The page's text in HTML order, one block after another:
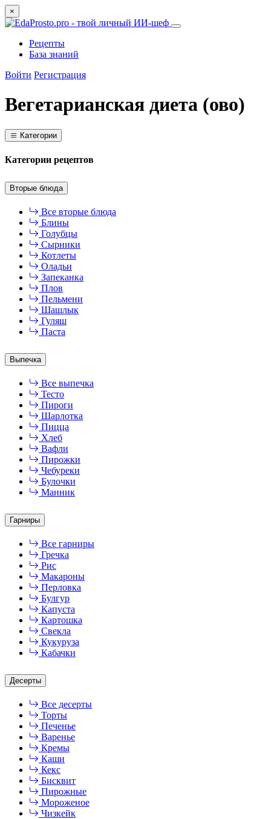
×
Рецепты
База знаний
Войти Регистрация
Вегетарианская диета (ово)
Категории
Категории рецептов
Вторые блюда
Все вторые блюда
Блины
Голубцы
Сырники
Котлеты
Оладьи
Запеканка
Плов
Пельмени
Шашлык
Гуляш
Паста
Выпечка
Все выпечка
Тесто
Пироги
Шарлотка
Пицца
Хлеб
Вафли
Пирожки
Чебуреки
Булочки
Манник
Гарниры
Все гарниры
Гречка
Рис
Макароны
Перловка
Булгур
Капуста
Картошка
Свекла
Кукуруза
Кабачки
Десерты
Все десерты
Торты
Печенье
Варенье
Кремы
Каши
Кекс
Бисквит
Пирожные
Мороженое
Чизкейк